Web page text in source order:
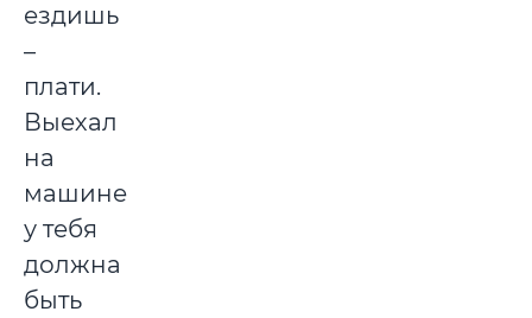
ездишь
–
плати.
Выехал
на
машине,
у тебя
должна
быть